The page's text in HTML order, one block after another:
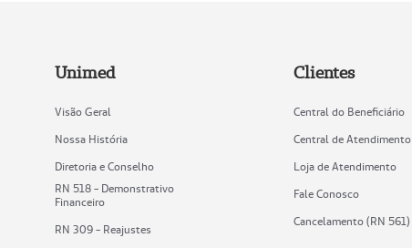
Unimed
Visão Geral
Nossa História
Diretoria e Conselho
RN 518 - Demonstrativo
Financeiro
RN 309 - Reajustes
Clientes
Central do Beneficiário
Central de Atendimento
Loja de Atendimento
Fale Conosco
Cancelamento (RN 561)